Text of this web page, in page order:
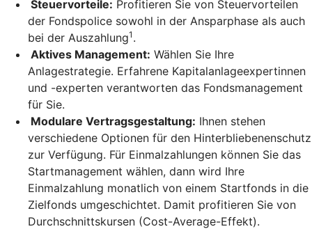
Steuervorteile: Profitieren Sie von Steuervorteilen
der Fondspolice sowohl in der Ansparphase als auch
bei der Auszahlung1 .
Aktives Management: Wählen Sie Ihre
Anlagestrategie. Erfahrene Kapitalanlageexpertinnen
und -experten verantworten das Fondsmanagement
für Sie.
Modulare Vertragsgestaltung: Ihnen stehen
verschiedene Optionen für den Hinterbliebenenschutz
zur Verfügung. Für Einmalzahlungen können Sie das
Startmanagement wählen, dann wird Ihre
Einmalzahlung monatlich von einem Startfonds in die
Zielfonds umgeschichtet. Damit profitieren Sie von
Durchschnittskursen (Cost-Average-Effekt).